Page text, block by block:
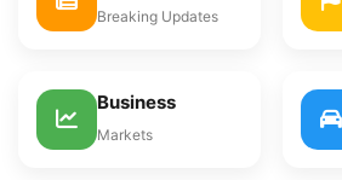
Breaking Updates
Business
Markets